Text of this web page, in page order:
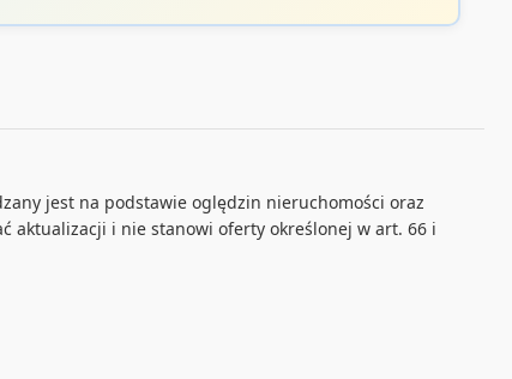
jest na podstawie oględzin nieruchomości oraz
aktualizacji i nie stanowi oferty określonej w art. 66 i